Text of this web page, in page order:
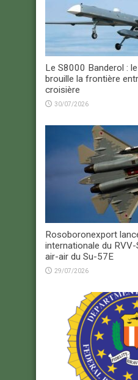
Le S8000 Banderol :
brouille la frontière
croisière
30/07/2026
Rosoboronexport
internationale du
air-air du Su-57E
29/07/2026